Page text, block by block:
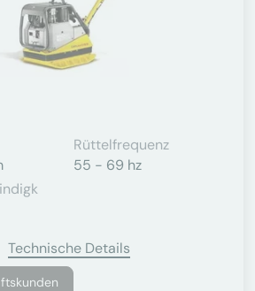
Rüttelfrequenz
55 - 69 hz
Technische Details